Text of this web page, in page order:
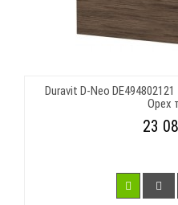
Duravit D-Neo
Орех
23